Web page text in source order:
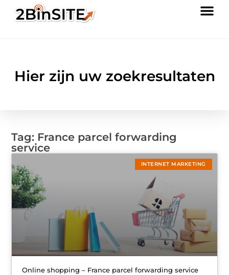
Hier zijn uw zoekresultaten
Tag: France parcel forwarding
service
INTERNET MARKETING
Online shopping – France parcel forwarding service